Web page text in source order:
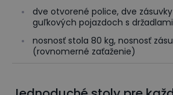
dve otvorené police, dve
guľkových pojazdoch s
nosnosť stola 80 kg, nosnosť
(rovnomerné zaťaženie)